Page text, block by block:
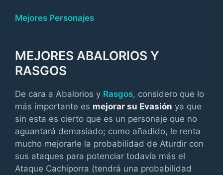
Mejores Personajes
MEJORES ABALORIOS Y
RASGOS
De cara a Abalorios y Rasgos, considero que lo
más importante es mejorar su Evasión ya que
sin esta es cierto que es un personaje que no
aguantará demasiado; como añadido, le renta
mucho mejorarle la probabilidad de Aturdir con
sus ataques para potenciar todavía más el
Ataque Cachiporra (tendrá una probabilidad